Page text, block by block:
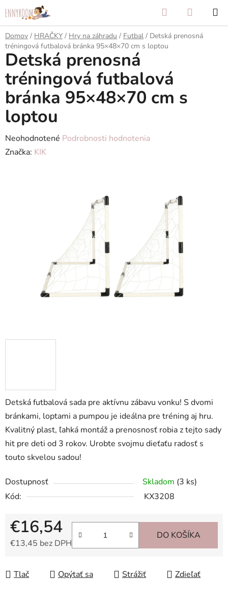
na
obsah
Hľadať
KOŠÍK
Domov / HRAČKY / Hry na záhradu / Futbal / Detská prenosná
tréningová futbalová bránka 95×48×70 cm s loptou
Detská futbalová sada pre aktívnu zábavu vonku! S dvomi
bránkami, loptami a pumpou je ideálna pre tréning aj hru.
Kvalitný plast, ľahká montáž a prenosnosť robia z tejto sady
hit pre deti od 3 rokov. Urobte svojmu dieťaťu radosť s
touto skvelou sadou!
Dostupnosť Skladom (3 ks)
Kód:
KX3208
€16,54
€13,45 bez DPH
DO KOŠÍKA
Tlač Opýtať sa Strážiť Zdieľať
Detská prenosná
tréningová futbalová
bránka 95×48×70 cm s
loptou
Priemerné
hodnotenie
Neohodnotené Podrobnosti hodnotenia
Značka: KIK